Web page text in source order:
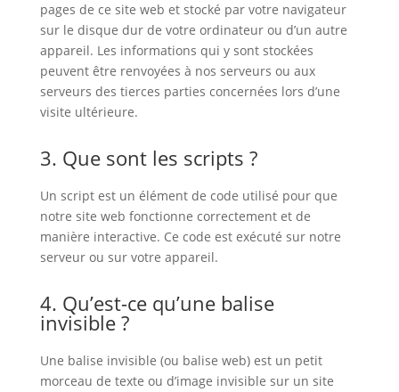
pages de ce site web et stocké par votre navigateur
sur le disque dur de votre ordinateur ou d’un autre
appareil. Les informations qui y sont stockées
peuvent être renvoyées à nos serveurs ou aux
serveurs des tierces parties concernées lors d’une
visite ultérieure.
3. Que sont les scripts ?
Un script est un élément de code utilisé pour que
notre site web fonctionne correctement et de
manière interactive. Ce code est exécuté sur notre
serveur ou sur votre appareil.
4. Qu’est-ce qu’une balise
invisible ?
Une balise invisible (ou balise web) est un petit
morceau de texte ou d’image invisible sur un site